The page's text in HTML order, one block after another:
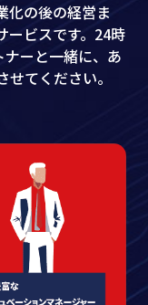
化の後の経営ま
ービスです。24時
ーと一緒に、あ
てください。